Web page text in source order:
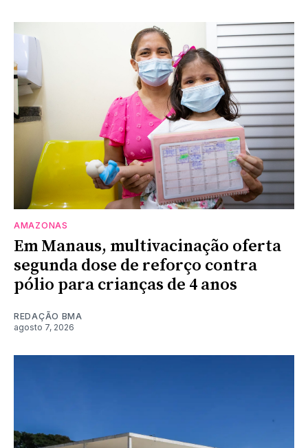
AMAZONAS
Em Manaus, multivacinação oferta
segunda dose de reforço contra
pólio para crianças de 4 anos
REDAÇÃO BMA
agosto 7, 2026